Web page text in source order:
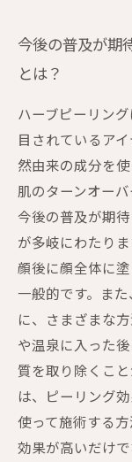
今後の普及が期
とは？
ハーブピーリン
目されているア
然由来の成分を
肌のターンオー
今後の普及が期
が多岐にわたり
顔後に顔全体に
一般的です。ま
に、さまざまな
や温泉に入った
質を取り除くこ
は、ピーリング
使って施術する方
効果が高いだけ